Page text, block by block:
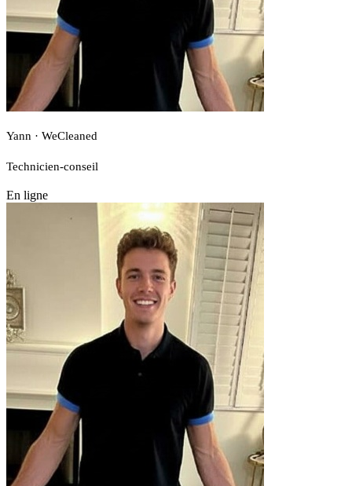
Yann · WeCleaned
Technicien-conseil
En ligne